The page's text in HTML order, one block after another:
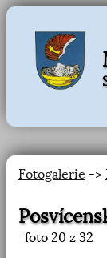
Fotogalerie ->
foto 20 z 32